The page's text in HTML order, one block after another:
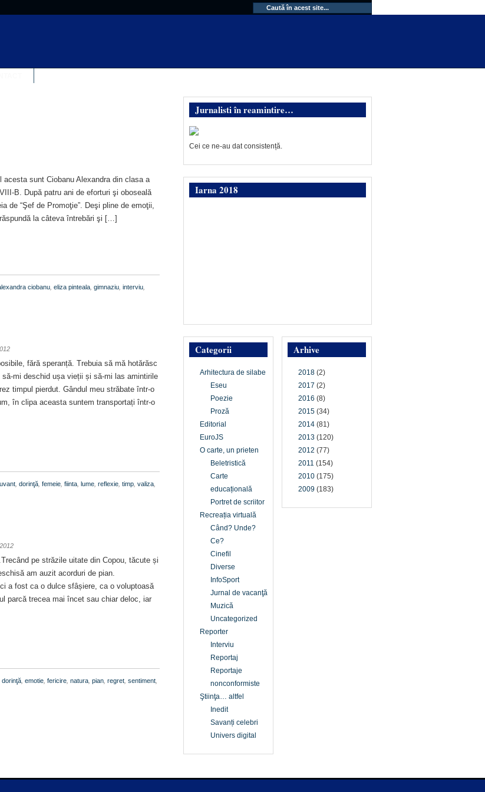
acesta sunt Ciobanu Alexandra din clasa a
B. După patru ani de eforturi şi oboseală
de “Şef de Promoţie”. Deşi pline de emoţii,
la câteva întrebări şi […]
ciobanu eliza pinteala gimnaziu interviu
fără speranță. Trebuia să mă hotărăsc
mi deschid ușa vieții și să-mi las amintirile
timpul pierdut. Gândul meu străbate într-o
în clipa aceasta suntem transportați într-o
dorinţă femeie fiinta lume reflexie timp valiza
pe străzile uitate din Copou, tăcute și
am auzit acorduri de pian.
a fost ca o dulce sfâșiere, ca o voluptoasă
parcă trecea mai încet sau chiar deloc, iar
dorinţă emotie fericire natura pian regret sentiment
Jurnalisti în reamintire…
Cei ce ne-au dat consistență.
Iarna 2018
Arhive
2018 (2)
2017 (2)
2016 (8)
2015 (34)
2014 (81)
2013 (120)
2012 (77)
2011 (154)
2010 (175)
2009 (183)
Categorii
Arhitectura de silabe
Eseu
Poezie
Proză
Editorial
EuroJS
O carte, un prieten
Beletristică
Carte
educațională
Portret de scriitor
Recreația virtuală
Când? Unde?
Ce?
Cinefil
Diverse
InfoSport
Jurnal de vacanţă
Muzică
Uncategorized
Reporter
Interviu
Reportaj
Reportaje
nonconformiste
Ştiinţa… altfel
Inedit
Savanți celebri
Univers digital